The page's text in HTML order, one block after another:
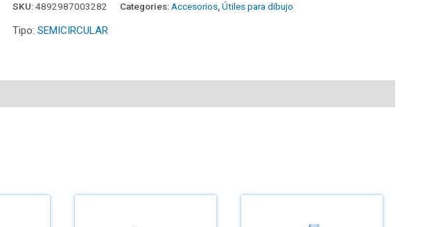
SKU:4892987003282 Categories:Accesorios,Útiles para dibujo
Tipo: SEMICIRCULAR